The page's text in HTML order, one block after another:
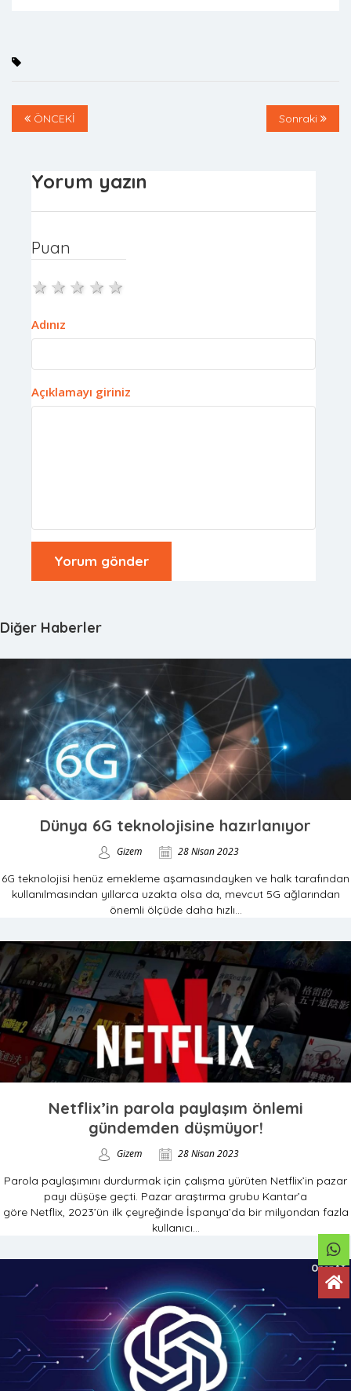
ÖNCEKİ Sonraki
Yorum yazın
Puan
4 stars
3 stars
2 stars
1 star
Adınız
Açıklamayı giriniz
Diğer Haberler
Dünya 6G teknolojisine hazırlanıyor
Gizem 28 Nisan 2023
6G teknolojisi henüz emekleme aşamasındayken ve halk tarafından
kullanılmasından yıllarca uzakta olsa da, mevcut 5G ağlarından
önemli ölçüde daha hızlı...
Netflix’in parola paylaşım önlemi
gündemden düşmüyor!
Gizem 28 Nisan 2023
Parola paylaşımını durdurmak için çalışma yürüten Netflix’in pazar
payı düşüşe geçti. Pazar araştırma grubu Kantar’a
göre Netflix, 2023’ün ilk çeyreğinde İspanya’da bir milyondan fazla
kullanıcı...